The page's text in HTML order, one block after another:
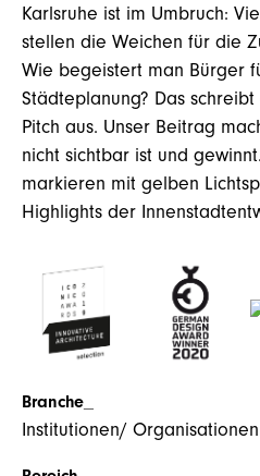
Karlsruhe ist im Umbruch:
stellen die Weichen für die
Wie begeistert man Bürger
Städteplanung? Das
Pitch aus. Unser Beitrag
nicht sichtbar ist und
markieren mit gelben
Highlights der
Branche_
Institutionen/ Organisationen